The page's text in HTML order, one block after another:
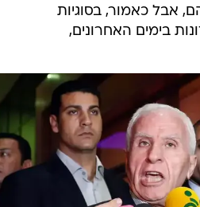
אבל כאמור, בסוגיות
בימים האחרונים,